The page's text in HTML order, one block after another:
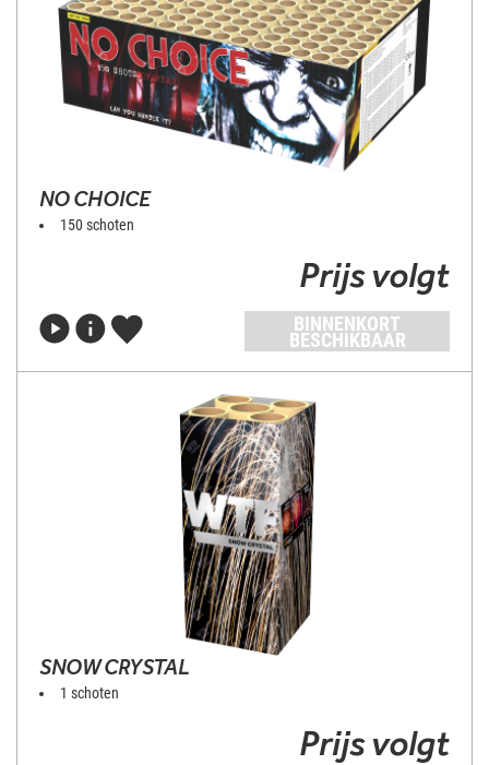
NO CHOICE
150 schoten
Prijs volgt
BINNENKORT
BESCHIKBAAR
SNOW CRYSTAL
1 schoten
Prijs volgt